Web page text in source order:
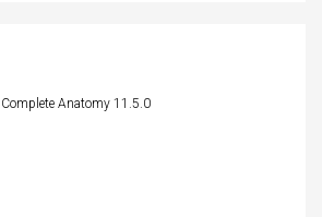
Complete Anatomy 11.5.0